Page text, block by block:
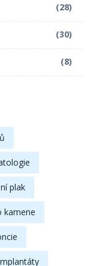
(28)
(30)
(8)
plak
kamene